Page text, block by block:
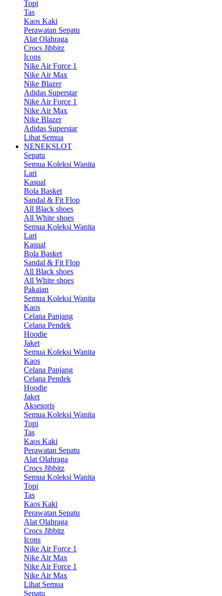
Topi
Tas
Kaos Kaki
Perawatan Sepatu
Alat Olahraga
Crocs Jibbitz
Icons
Nike Air Force 1
Nike Air Max
Nike Blazer
Adidas Superstar
Nike Air Force 1
Nike Air Max
Nike Blazer
Adidas Superstar
Lihat Semua
NENEKSLOT
Sepatu
Semua Koleksi Wanita
Lari
Kasual
Bola Basket
Sandal & Fit Flop
All Black shoes
All White shoes
Semua Koleksi Wanita
Lari
Kasual
Bola Basket
Sandal & Fit Flop
All Black shoes
All White shoes
Pakaian
Semua Koleksi Wanita
Kaos
Celana Panjang
Celana Pendek
Hoodie
Jaket
Semua Koleksi Wanita
Kaos
Celana Panjang
Celana Pendek
Hoodie
Jaket
Aksesoris
Semua Koleksi Wanita
Topi
Tas
Kaos Kaki
Perawatan Sepatu
Alat Olahraga
Crocs Jibbitz
Semua Koleksi Wanita
Topi
Tas
Kaos Kaki
Perawatan Sepatu
Alat Olahraga
Crocs Jibbitz
Icons
Nike Air Force 1
Nike Air Max
Nike Air Force 1
Nike Air Max
Lihat Semua
Sepatu